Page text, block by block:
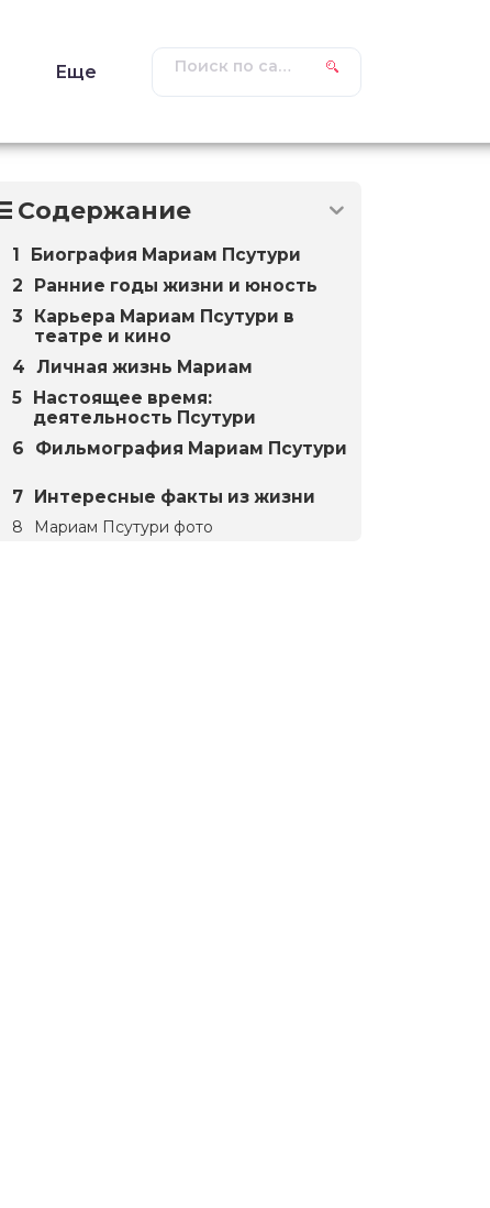
Еще
Содержание
Биография Мариам Псутури
Ранние годы жизни и юность
Карьера Мариам Псутури в
театре и кино
Личная жизнь Мариам
Настоящее время:
деятельность Псутури
Фильмография Мариам Псутури
Интересные факты из жизни
Мариам Псутури фото